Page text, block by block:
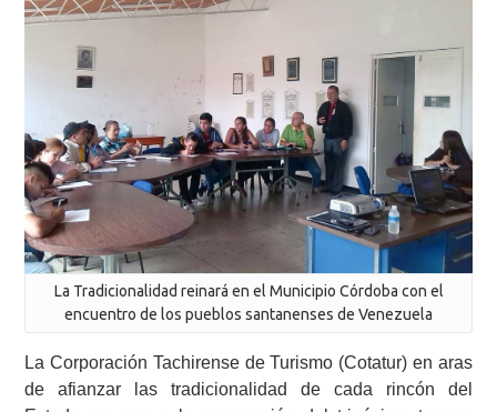
La Tradicionalidad reinará en el Municipio Córdoba con el
encuentro de los pueblos santanenses de Venezuela
La Corporación Tachirense de Turismo (Cotatur) en aras
de afianzar las tradicionalidad de cada rincón del